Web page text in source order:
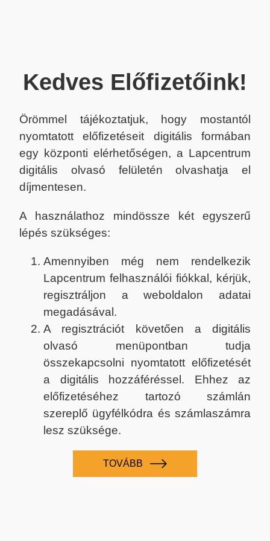
Kedves Előfizetőink!
Örömmel tájékoztatjuk, hogy mostantól
nyomtatott előfizetéseit digitális formában
egy központi elérhetőségen, a Lapcentrum
digitális olvasó felületén olvashatja el
díjmentesen.
A használathoz mindössze két egyszerű
lépés szükséges:
Amennyiben még nem rendelkezik
Lapcentrum felhasználói fiókkal, kérjük,
regisztráljon a weboldalon adatai
megadásával.
A regisztrációt követően a digitális
olvasó menüpontban tudja
összekapcsolni nyomtatott előfizetését
a digitális hozzáféréssel. Ehhez az
előfizetéséhez tartozó számlán
szereplő ügyfélkódra és számlaszámra
lesz szüksége.
TOVÁBB